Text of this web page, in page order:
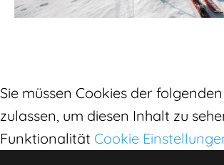
Sie müssen Cookies der
zulassen, um diesen Inhalt zu
Funktionalität Cookie